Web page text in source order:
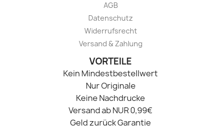
AGB
Datenschutz
Widerrufsrecht
Versand & Zahlung
VORTEILE
Kein Mindestbestellwert
Nur Originale
Keine Nachdrucke
Versand ab NUR 0,99€
Geld zurück Garantie